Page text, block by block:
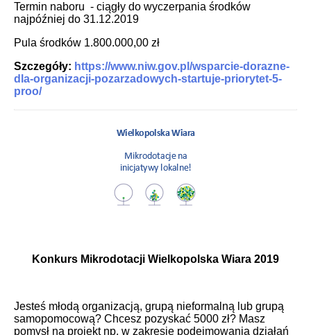
Termin naboru - ciągły do wyczerpania środków
najpóźniej do 31.12.2019
Pula środków 1.800.000,00 zł
Szczegóły: https://www.niw.gov.pl/wsparcie-dorazne-
dla-organizacji-pozarzadowych-startuje-priorytet-5-
proo/
Konkurs Mikrodotacji Wielkopolska Wiara 2019
Jesteś młodą organizacją, grupą nieformalną lub grupą
samopomocową? Chcesz pozyskać 5000 zł? Masz
pomysł na projekt np. w zakresie podejmowania działań